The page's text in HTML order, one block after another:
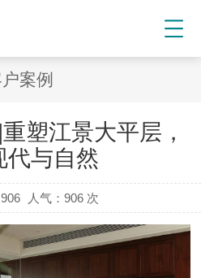
案例
塑江景大平层，
代与自然
人气： 906 次